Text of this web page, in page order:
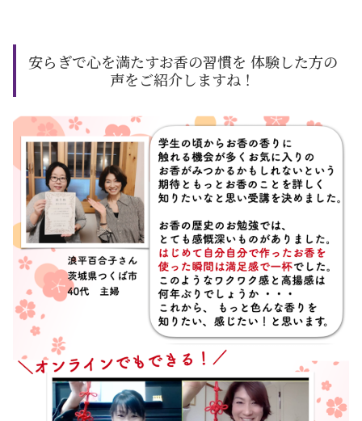
安らぎで心を満たすお香の習慣を 体験した方の
声をご紹介しますね！